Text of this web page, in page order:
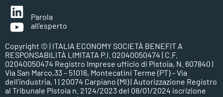
Parola
all’esperto
Copyright © | ITALIA ECONOMY SOCIETÀ BENEFIT A
RESPONSABILITÀ LIMITATA P.I. 02040050474 | C.F.
02040050474 Registro Imprese ufficio di Pistoia, N. 607840 |
Via San Marco,33 – 51016, Montecatini Terme (PT) – Via
dell’industria, 1 | 20074 Carpiano (MI) | Autorizzazione Registro
al Tribunale Pistoia n. 2124/2023 del 08/01/2024 iscrizione